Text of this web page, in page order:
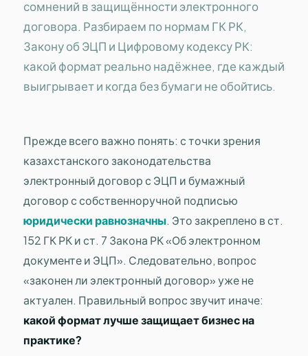
сомнений в защищённости электронного
договора. Разбираем по нормам ГК РК,
Закону об ЭЦП и Цифровому кодексу РК:
какой формат реально надёжнее, где каждый
выигрывает и когда без бумаги не обойтись.
Прежде всего важно понять: с точки зрения
казахстанского законодательства
электронный договор с ЭЦП и бумажный
договор с собственноручной подписью
юридически равнозначны. Это закреплено в ст.
152 ГК РК и ст. 7 Закона РК «Об электронном
документе и ЭЦП». Следовательно, вопрос
«законен ли электронный договор» уже не
актуален. Правильный вопрос звучит иначе:
какой формат лучше защищает бизнес на
практике?